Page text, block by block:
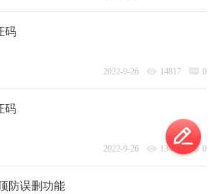
码
2022-9-26 14817 0
码
2022-9-26 13404 0
防误删功能